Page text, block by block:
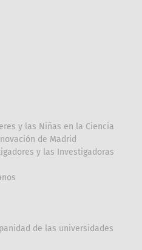
y las Niñas en la Ciencia
de Madrid
y las Investigadoras
de las universidades